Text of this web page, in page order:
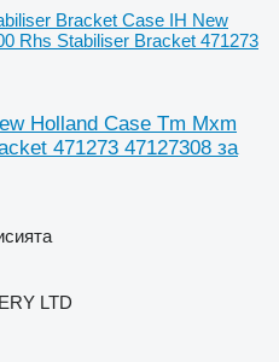
Bracket Case IH New
Rhs Stabiliser Bracket 471273
Holland Case Tm Mxm
471273 47127308 за
LTD